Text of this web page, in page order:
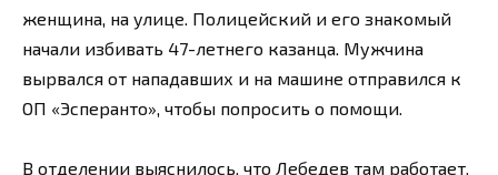
женщина, на улице. Полицейский и его знакомый
начали избивать 47-летнего казанца. Мужчина
вырвался от нападавших и на машине отправился к
ОП «Эсперанто», чтобы попросить о помощи.
В отделении выяснилось, что Лебедев там работает.